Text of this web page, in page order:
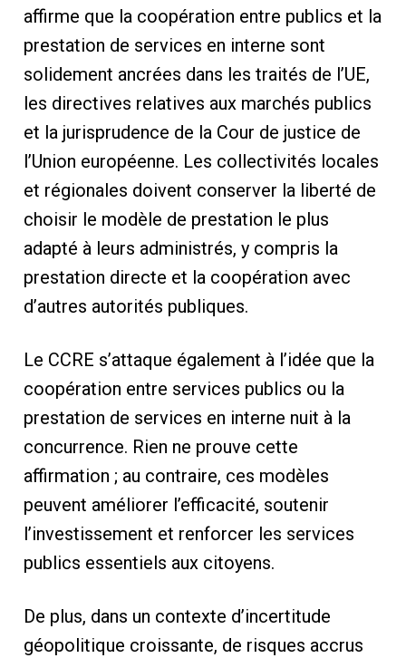
affirme que la coopération entre publics et la
prestation de services en interne sont
solidement ancrées dans les traités de l’UE,
les directives relatives aux marchés publics
et la jurisprudence de la Cour de justice de
l’Union européenne. Les collectivités locales
et régionales doivent conserver la liberté de
choisir le modèle de prestation le plus
adapté à leurs administrés, y compris la
prestation directe et la coopération avec
d’autres autorités publiques.
Le CCRE s’attaque également à l’idée que la
coopération entre services publics ou la
prestation de services en interne nuit à la
concurrence. Rien ne prouve cette
affirmation ; au contraire, ces modèles
peuvent améliorer l’efficacité, soutenir
l’investissement et renforcer les services
publics essentiels aux citoyens.
De plus, dans un contexte d’incertitude
géopolitique croissante, de risques accrus